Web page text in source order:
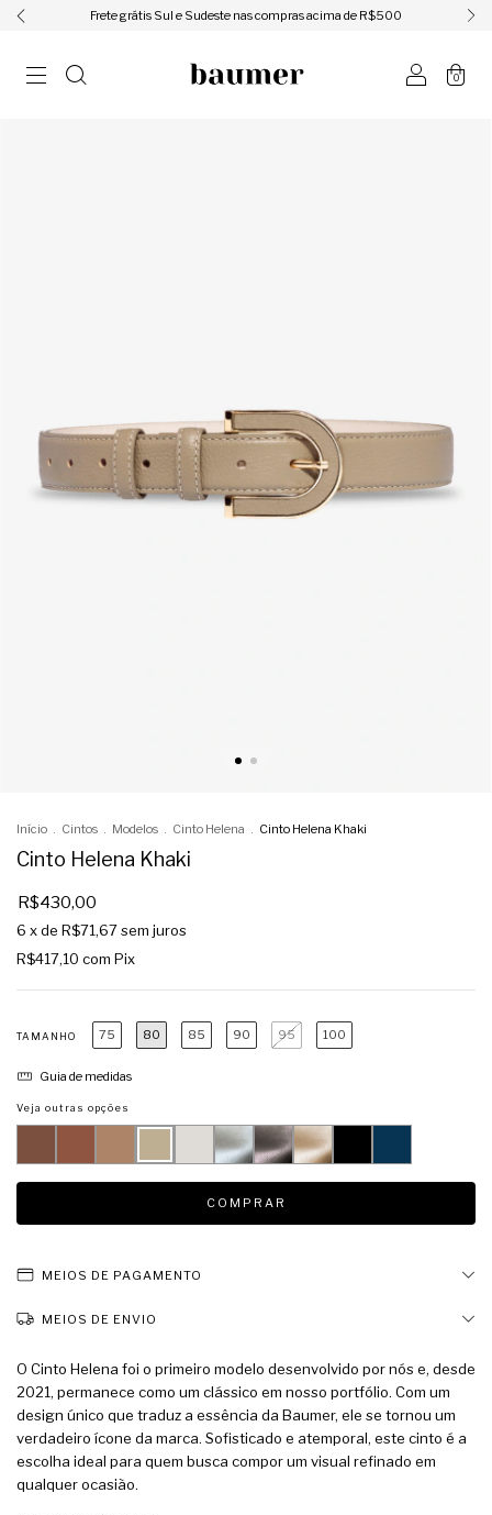
ㅤㅤㅤㅤFrete grátis Sul e Sudeste nas compras acima de R$500ㅤㅤㅤㅤ
0
Início Cintos Modelos Cinto Helena Cinto Helena Khaki
Cinto Helena Khaki
R$430,00
6 x de R$71,67sem juros
R$417,10 com Pix
TAMANHO 75 80 85 90 95 100
Guia de medidas
Veja outras opções
MEIOS DE PAGAMENTO
MEIOS DE ENVIO
O Cinto Helena foi o primeiro modelo desenvolvido por nós e, desde
2021, permanece como um clássico em nosso portfólio. Com um
design único que traduz a essência da Baumer, ele se tornou um
verdadeiro ícone da marca. Sofisticado e atemporal, este cinto é a
escolha ideal para quem busca compor um visual refinado em
qualquer ocasião.